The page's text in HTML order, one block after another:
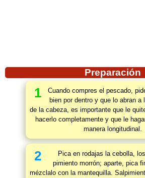
Preparación
1
Cuando compres el pescado,
bien por dentro y que lo abran a
de la cabeza, es importante que le
hacerlo completamente y que le
manera longitudinal.
2
Pica en rodajas la cebolla,
pimiento morrón; aparte, pica
mézclalo con la mantequilla.